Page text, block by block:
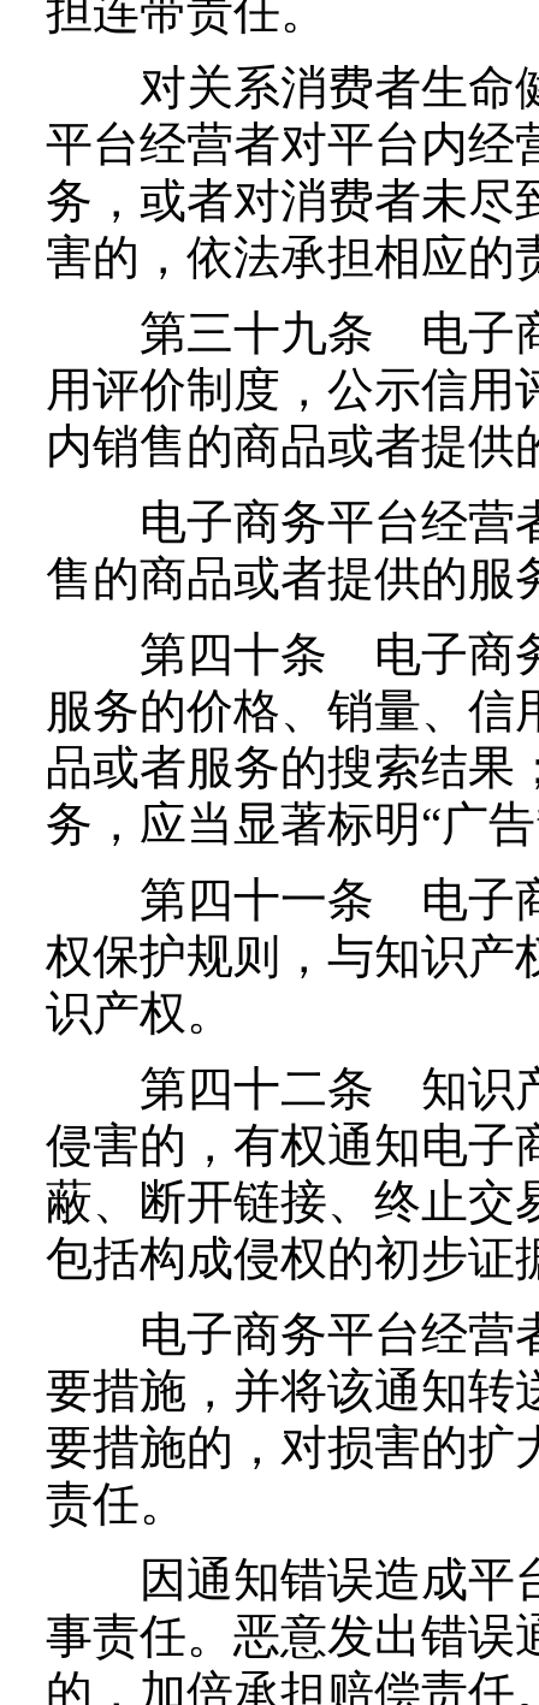
担连带责任。
对关系消费者生命
平台经营者对平台内经
务，或者对消费者未尽
害的，依法承担相应的
第三十九条 电子商
用评价制度，公示信用
内销售的商品或者提供
电子商务平台经营
售的商品或者提供的服
第四十条 电子商务
服务的价格、销量、信
品或者服务的搜索结果
务，应当显著标明“广
第四十一条 电子商
权保护规则，与知识产
识产权。
第四十二条 知识产
侵害的，有权通知电子
蔽、断开链接、终止交
包括构成侵权的初步证
电子商务平台经营
要措施，并将该通知转
要措施的，对损害的扩
责任。
因通知错误造成平
事责任。恶意发出错误
的，加倍承担赔偿责任